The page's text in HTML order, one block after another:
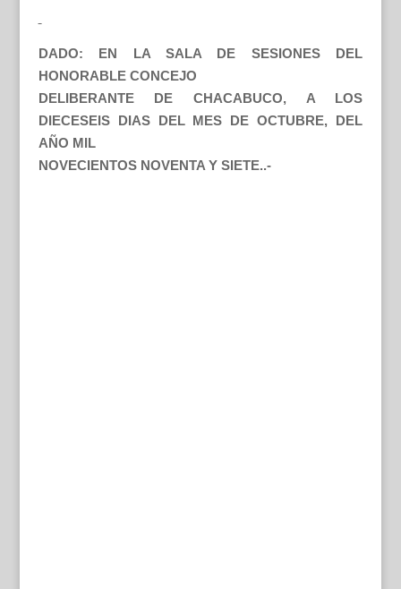
DADO: EN LA SALA DE SESIONES DEL
HONORABLE CONCEJO
DELIBERANTE DE CHACABUCO, A LOS
DIECESEIS DIAS DEL MES DE OCTUBRE, DEL
AÑO MIL
NOVECIENTOS NOVENTA Y SIETE..-